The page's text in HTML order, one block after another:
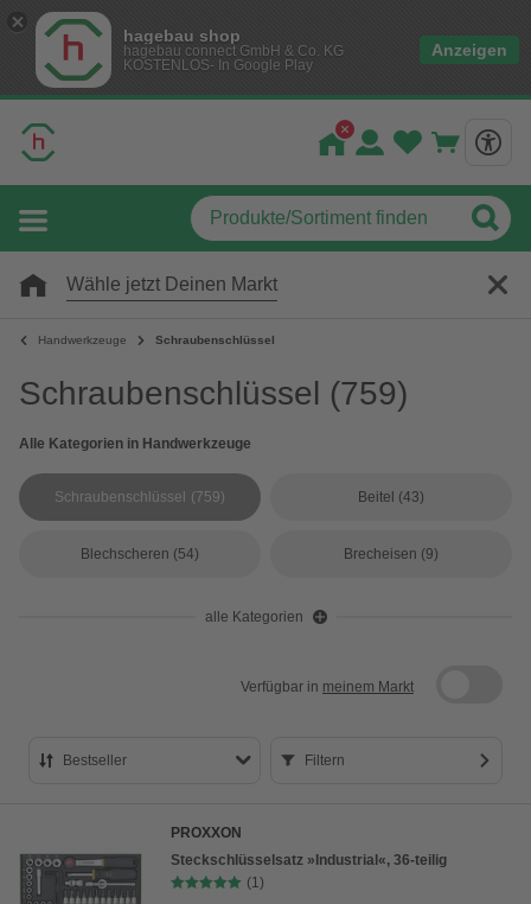
hagebau shop
hagebau connect GmbH & Co. KG
KOSTENLOS- In Google Play
Anzeigen
Wähle jetzt Deinen Markt
Handwerkzeuge Schraubenschlüssel
Schraubenschlüssel (759)
Alle Kategorien in Handwerkzeuge
Schraubenschlüssel (759) Beitel (43)
Blechscheren (54) Brecheisen (9)
alle Kategorien
Verfügbar in meinem Markt
Bestseller
Preis aufsteigend
Preis absteigend
Filtern
PROXXON
Steckschlüsselsatz »Industrial«, 36-teilig
(1)